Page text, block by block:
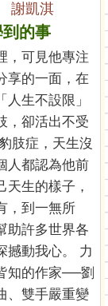
謝凱淇
的事
，可見他專注
享的一面，在
生不設限」
，卻活出不受
肢症，天生沒
人都認為他前
生的樣子，
，到一無所
助許多世界各
撼動我心。 力
知的作家──劉
、雙手嚴重變